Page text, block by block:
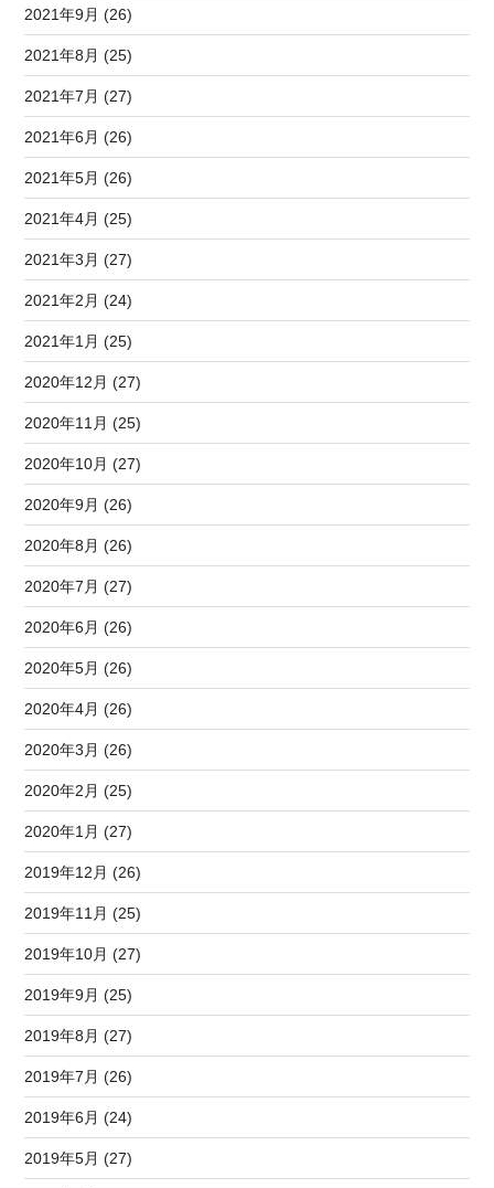
2021年9月 (26)
2021年8月 (25)
2021年7月 (27)
2021年6月 (26)
2021年5月 (26)
2021年4月 (25)
2021年3月 (27)
2021年2月 (24)
2021年1月 (25)
2020年12月 (27)
2020年11月 (25)
2020年10月 (27)
2020年9月 (26)
2020年8月 (26)
2020年7月 (27)
2020年6月 (26)
2020年5月 (26)
2020年4月 (26)
2020年3月 (26)
2020年2月 (25)
2020年1月 (27)
2019年12月 (26)
2019年11月 (25)
2019年10月 (27)
2019年9月 (25)
2019年8月 (27)
2019年7月 (26)
2019年6月 (24)
2019年5月 (27)